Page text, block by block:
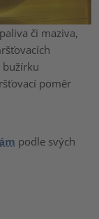
či maziva,
bužírku
poměr
podle svých